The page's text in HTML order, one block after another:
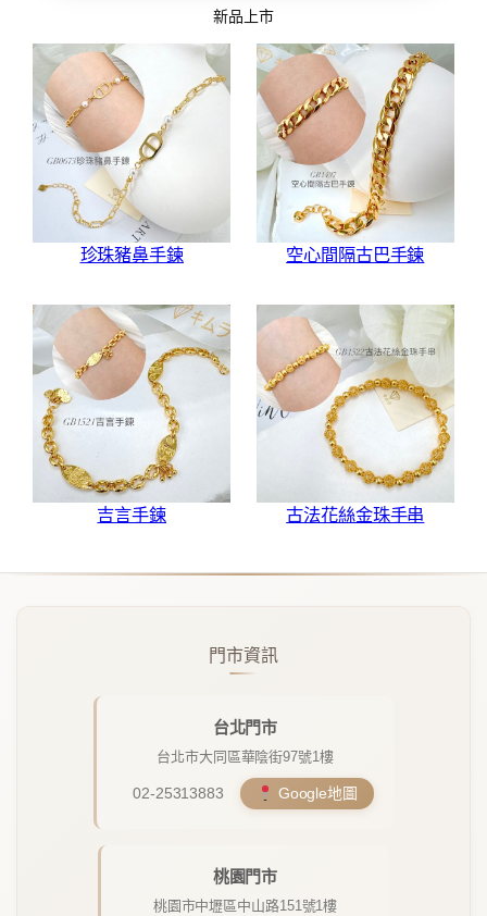
新品上市
珍珠豬鼻手鍊 空心間隔古巴手鍊
吉言手鍊 古法花絲金珠手串
門市資訊
台北門市
台北市大同區華陰街97號1樓
02-25313883 Google地圖
桃園門市
桃園市中壢區中山路151號1樓